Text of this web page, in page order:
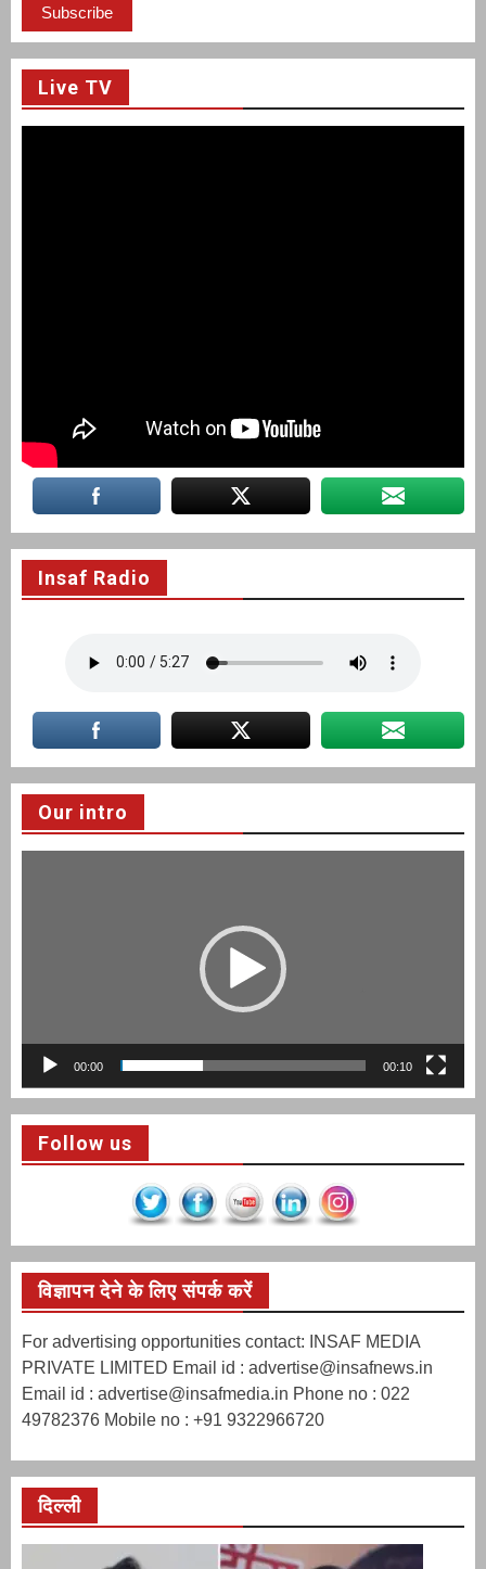
Live TV
Insaf Radio
Our intro
00:00 00:10
Follow us
विज्ञापन देने के लिए संपर्क करें
For advertising opportunities contact: INSAF MEDIA
PRIVATE LIMITED Email id : advertise@insafnews.in
Email id : advertise@insafmedia.in Phone no : 022
49782376 Mobile no : +91 9322966720
दिल्ली